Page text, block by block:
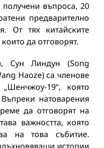
въпроса, 20
предварително
От тях китайските
да отговорят.
Сун Линдун (Song
Haoze) са членове
19“, която
натоварения
да отговорят на
важността, която
на това събитие.